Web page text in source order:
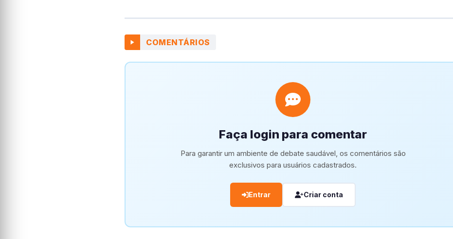
COMENTÁRIOS
Faça login para comentar
Para garantir um ambiente de debate saudável, os comentários são
exclusivos para usuários cadastrados.
Entrar Criar conta